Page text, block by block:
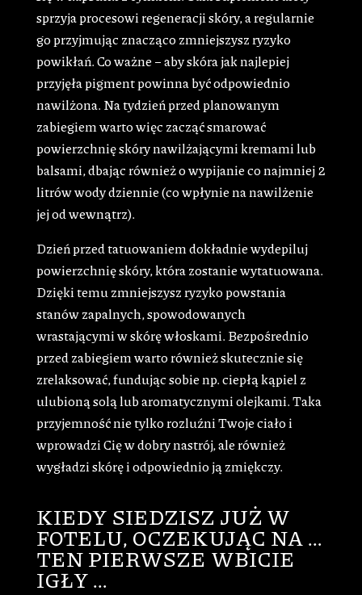
sprzyja procesowi regeneracji skóry, a regularnie
go przyjmując znacząco zmniejszysz ryzyko
powikłań. Co ważne – aby skóra jak najlepiej
przyjęła pigment powinna być odpowiednio
nawilżona. Na tydzień przed planowanym
zabiegiem warto więc zacząć smarować
powierzchnię skóry nawilżającymi kremami lub
balsami, dbając również o wypijanie co najmniej 2
litrów wody dziennie (co wpłynie na nawilżenie
jej od wewnątrz).
Dzień przed tatuowaniem dokładnie wydepiluj
powierzchnię skóry, która zostanie wytatuowana.
Dzięki temu zmniejszysz ryzyko powstania
stanów zapalnych, spowodowanych
wrastającymi w skórę włoskami. Bezpośrednio
przed zabiegiem warto również skutecznie się
zrelaksować, fundując sobie np. ciepłą kąpiel z
ulubioną solą lub aromatycznymi olejkami. Taka
przyjemność nie tylko rozluźni Twoje ciało i
wprowadzi Cię w dobry nastrój, ale również
wygładzi skórę i odpowiednio ją zmiękczy.
KIEDY SIEDZISZ JUŻ W
FOTELU, OCZEKUJĄC NA …
TEN PIERWSZE WBICIE
IGŁY …